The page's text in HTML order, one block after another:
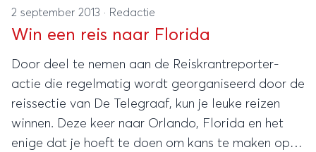
2 september 2013 · Redactie
Win een reis naar Florida
Door deel te nemen aan de Reiskrantreporter-
actie die regelmatig wordt georganiseerd door de
reissectie van De Telegraaf, kun je leuke reizen
winnen. Deze keer naar Orlando, Florida en het
enige dat je hoeft te doen om kans te maken op